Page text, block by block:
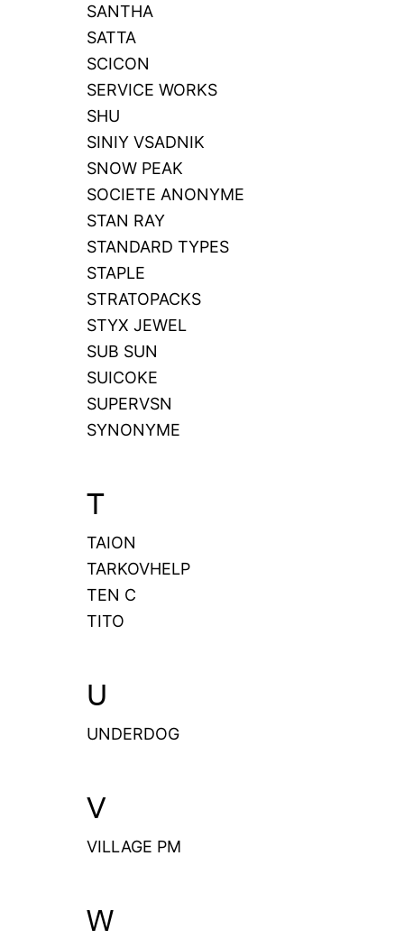
SANTHA
SATTA
SCICON
SERVICE WORKS
SHU
SINIY VSADNIK
SNOW PEAK
SOCIETE ANONYME
STAN RAY
STANDARD TYPES
STAPLE
STRATOPACKS
STYX JEWEL
SUB SUN
SUICOKE
SUPERVSN
SYNONYME
T
TAION
TARKOVHELP
TEN C
TITO
U
UNDERDOG
V
VILLAGE PM
W